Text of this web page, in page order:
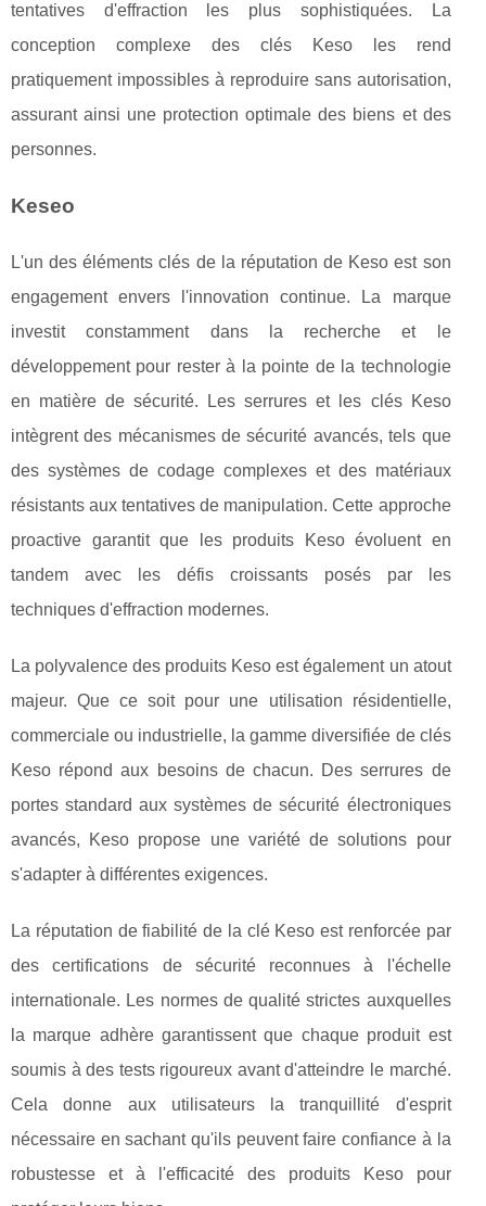
tentatives d'effraction les plus sophistiquées. La
conception complexe des clés Keso les rend
pratiquement impossibles à reproduire sans autorisation,
assurant ainsi une protection optimale des biens et des
personnes.
Keseo
L'un des éléments clés de la réputation de Keso est son
engagement envers l'innovation continue. La marque
investit constamment dans la recherche et le
développement pour rester à la pointe de la technologie
en matière de sécurité. Les serrures et les clés Keso
intègrent des mécanismes de sécurité avancés, tels que
des systèmes de codage complexes et des matériaux
résistants aux tentatives de manipulation. Cette approche
proactive garantit que les produits Keso évoluent en
tandem avec les défis croissants posés par les
techniques d'effraction modernes.
La polyvalence des produits Keso est également un atout
majeur. Que ce soit pour une utilisation résidentielle,
commerciale ou industrielle, la gamme diversifiée de clés
Keso répond aux besoins de chacun. Des serrures de
portes standard aux systèmes de sécurité électroniques
avancés, Keso propose une variété de solutions pour
s'adapter à différentes exigences.
La réputation de fiabilité de la clé Keso est renforcée par
des certifications de sécurité reconnues à l'échelle
internationale. Les normes de qualité strictes auxquelles
la marque adhère garantissent que chaque produit est
soumis à des tests rigoureux avant d'atteindre le marché.
Cela donne aux utilisateurs la tranquillité d'esprit
nécessaire en sachant qu'ils peuvent faire confiance à la
robustesse et à l'efficacité des produits Keso pour